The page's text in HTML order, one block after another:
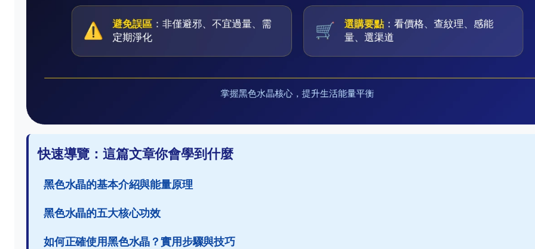
快速導覽：這篇文章你會學到什麼
黑色水晶的基本介紹與能量原理
黑色水晶的五大核心功效
如何正確使用黑色水晶？實用步驟與技巧